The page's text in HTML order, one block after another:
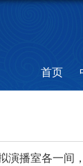
首页
演播室各一间